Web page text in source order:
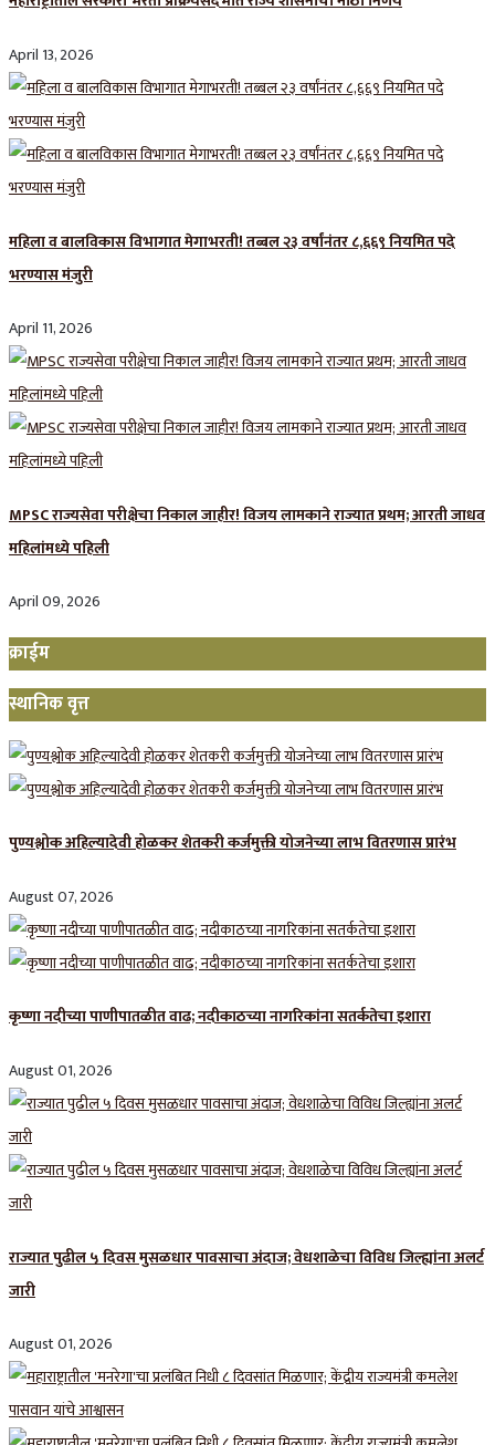
April 13, 2026
महिला व बालविकास विभागात मेगाभरती! तब्बल २३ वर्षांनंतर ८,६६९ नियमित पदे
भरण्यास मंजुरी
April 11, 2026
MPSC राज्यसेवा परीक्षेचा निकाल जाहीर! विजय लामकाने राज्यात प्रथम; आरती जाधव
महिलांमध्ये पहिली
April 09, 2026
क्राईम
स्थानिक वृत्त
पुण्यश्लोक अहिल्यादेवी होळकर शेतकरी कर्जमुक्ती योजनेच्या लाभ वितरणास प्रारंभ
August 07, 2026
कृष्णा नदीच्या पाणीपातळीत वाढ; नदीकाठच्या नागरिकांना सतर्कतेचा इशारा
August 01, 2026
राज्यात पुढील ५ दिवस मुसळधार पावसाचा अंदाज; वेधशाळेचा विविध जिल्ह्यांना अलर्ट
जारी
August 01, 2026